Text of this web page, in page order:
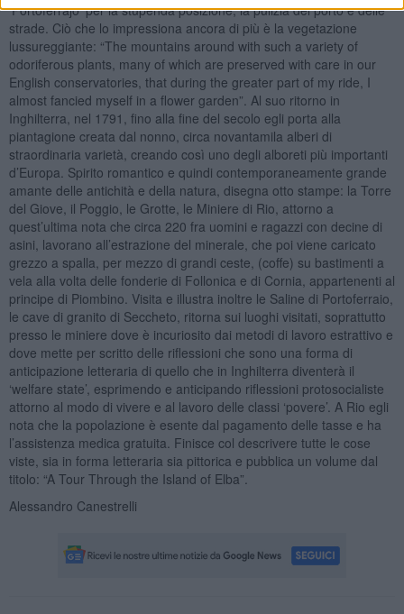
‘Portoferrajo’ per la stupenda posizione, la pulizia del porto e delle
strade. Ciò che lo impressiona ancora di più è la vegetazione
lussureggiante: “The mountains around with such a variety of
odoriferous plants, many of which are preserved with care in our
English conservatories, that during the greater part of my ride, I
almost fancied myself in a flower garden”. Al suo ritorno in
Inghilterra, nel 1791, fino alla fine del secolo egli porta alla
piantagione creata dal nonno, circa novantamila alberi di
straordinaria varietà, creando così uno degli alboreti più importanti
d’Europa. Spirito romantico e quindi contemporaneamente grande
amante delle antichità e della natura, disegna otto stampe: la Torre
del Giove, il Poggio, le Grotte, le Miniere di Rio, attorno a
quest’ultima nota che circa 220 fra uomini e ragazzi con decine di
asini, lavorano all’estrazione del minerale, che poi viene caricato
grezzo a spalla, per mezzo di grandi ceste, (coffe) su bastimenti a
vela alla volta delle fonderie di Follonica e di Cornia, appartenenti al
principe di Piombino. Visita e illustra inoltre le Saline di Portoferraio,
le cave di granito di Seccheto, ritorna sui luoghi visitati, soprattutto
presso le miniere dove è incuriosito dai metodi di lavoro estrattivo e
dove mette per scritto delle riflessioni che sono una forma di
anticipazione letteraria di quello che in Inghilterra diventerà il
‘welfare state’, esprimendo e anticipando riflessioni protosocialiste
attorno al modo di vivere e al lavoro delle classi ‘povere’. A Rio egli
nota che la popolazione è esente dal pagamento delle tasse e ha
l’assistenza medica gratuita. Finisce col descrivere tutte le cose
viste, sia in forma letteraria sia pittorica e pubblica un volume dal
titolo: “A Tour Through the Island of Elba”.
Alessandro Canestrelli